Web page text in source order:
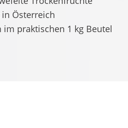
Österreich
im praktischen 1 kg Beutel